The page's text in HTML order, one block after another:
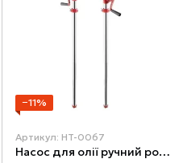
−11%
Артикул: HT-0067
Насос для олії ручний роторний 26 л/хв INTERTOOL HT-0067